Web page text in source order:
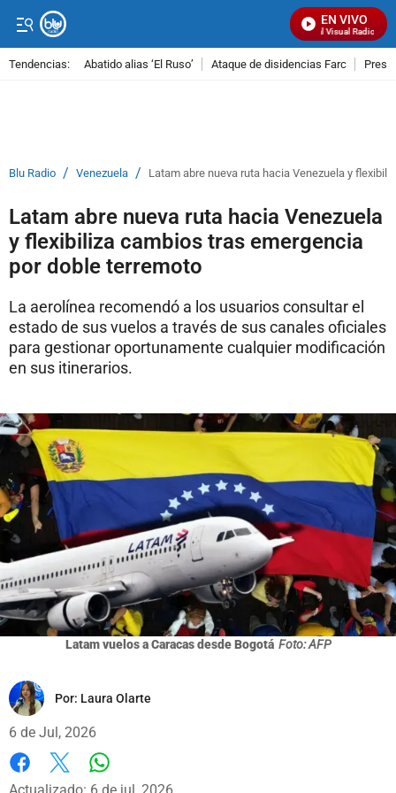
EN VIVO
Señal Visual Radio
Tendencias: Abatido alias ‘El Ruso’ Ataque de disidencias Farc
Blu Radio / Venezuela / Latam abre nueva ruta hacia Venezuela y
Latam abre nueva ruta hacia Venezuela
y flexibiliza cambios tras emergencia
por doble terremoto
La aerolínea recomendó a los usuarios consultar el
estado de sus vuelos a través de sus canales oficiales
para gestionar oportunamente cualquier modificación
en sus itinerarios.
Latam vuelos a Caracas desde Bogotá Foto: AFP
Por: Laura Olarte
6 de Jul, 2026
Facebook
X
Actualizado: 6 de jul, 2026